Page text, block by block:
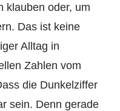
klauben oder, um
Das ist keine
Alltag in
Zahlen vom
die Dunkelziffer
sein. Denn gerade